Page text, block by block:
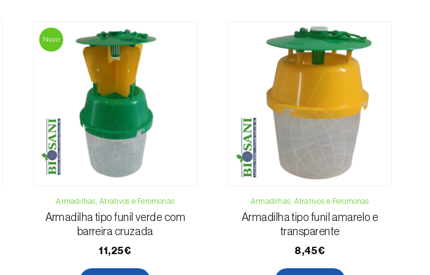
Telefone:212 333 019
Email:
info@biosani.com
Formulário de contacto
Novo
Armadilhas, Atrativos e Feromonas
Armadilha tipo funil verde com
barreira cruzada
11,25€
Armadilhas, Atrativos e Feromonas
Armadilha tipo funil amarelo e
transparente
8,45€